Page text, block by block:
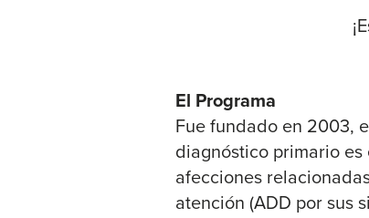
El Programa
Fue fundado en 2003,
diagnóstico primario
afecciones
atención (ADD por sus